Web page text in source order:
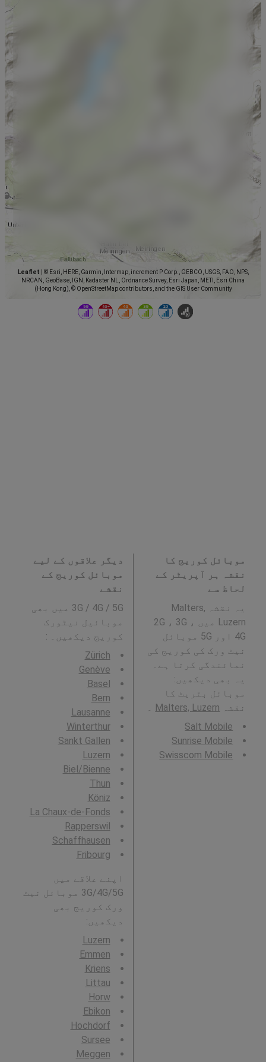
Leaflet
© Esri, HERE, Garmin, Intermap, increment P Corp., GEBCO, USGS, FAO, NPS,
NRCAN, GeoBase, IGN, Kadaster NL, Ordnance Survey, Esri Japan, METI, Esri China
(Hong Kong), © OpenStreetMap contributors, and the GIS User Community
موبائل کوریج کا
نقشہ ہر آپریٹر کے
لحاظ سے
یہ نقشہ Malters,
Luzern میں 2G ، 3G ،
4G اور 5G موبائل
نیٹ ورک کی کوریج کی
نمائندگی کرتا ہے۔
یہ بھی دیکھیں:
موبائل بٹریٹ کا
نقشہ Malters, Luzern ۔
Salt Mobile
Sunrise Mobile
Swisscom Mobile
دیگر علاقوں کے لیے
موبائل کوریج کے
نقشے
3G / 4G / 5G میں بھی
موبائیل نیٹورک
کوریج دیکھیں۔ :
Zürich
Genève
Basel
Bern
Lausanne
Winterthur
Sankt Gallen
Luzern
Biel/Bienne
Thun
Köniz
La Chaux-de-Fonds
Rapperswil
Schaffhausen
Fribourg
اپنے علاقے میں
3G/4G/5G موبائل نیٹ
ورک کوریج بھی
دیکھیں:
Luzern
Emmen
Kriens
Littau
Horw
Ebikon
Hochdorf
Sursee
Meggen